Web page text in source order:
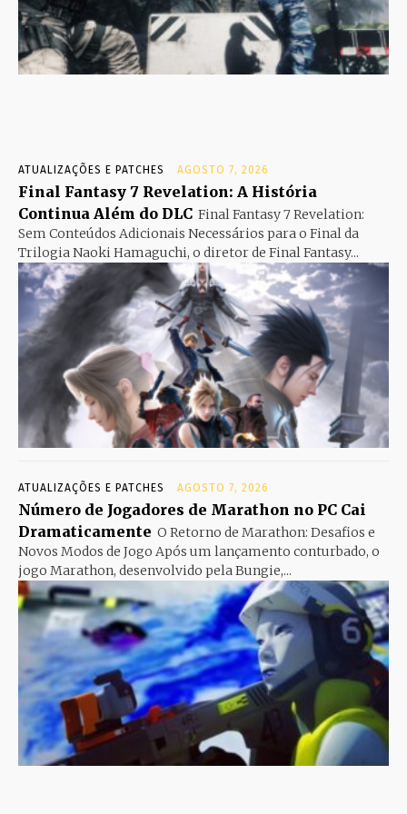
ATUALIZAÇÕES E PATCHES AGOSTO 7, 2026
Final Fantasy 7 Revelation: A História
Continua Além do DLC Final Fantasy 7 Revelation:
Sem Conteúdos Adicionais Necessários para o Final da
Trilogia Naoki Hamaguchi, o diretor de Final Fantasy...
ATUALIZAÇÕES E PATCHES AGOSTO 7, 2026
Número de Jogadores de Marathon no PC Cai
Dramaticamente O Retorno de Marathon: Desafios e
Novos Modos de Jogo Após um lançamento conturbado, o
jogo Marathon, desenvolvido pela Bungie,...